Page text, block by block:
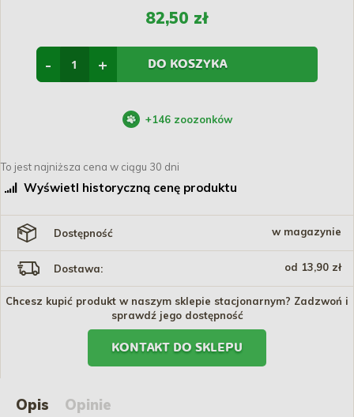
82,50 zł
+
- DO KOSZYKA
+146 zoozonków
To jest najniższa cena w ciągu 30 dni
Wyświetl historyczną cenę produktu
Dostępność w magazynie
Dostawa: od 13,90 zł
Chcesz kupić produkt w naszym sklepie stacjonarnym? Zadzwoń i
sprawdź jego dostępność
KONTAKT DO SKLEPU
Opis Opinie